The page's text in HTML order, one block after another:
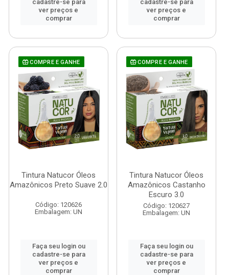
cadastre-se para
ver preços e
comprar
cadastre-se para
ver preços e
comprar
COMPRE E GANHE
Tintura Natucor Óleos
Amazônicos Preto Suave 2.0
Código: 120626
Embalagem: UN
Faça seu login ou
cadastre-se para
ver preços e
comprar
COMPRE E GANHE
Tintura Natucor Óleos
Amazônicos Castanho
Escuro 3.0
Código: 120627
Embalagem: UN
Faça seu login ou
cadastre-se para
ver preços e
comprar